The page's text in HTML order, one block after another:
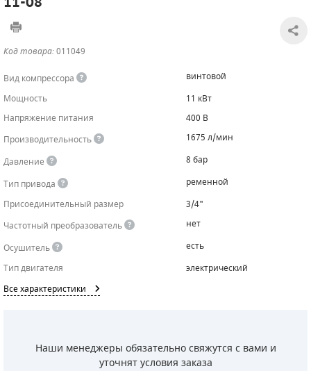
Код товара:011049
Вид компрессора
винтовой
Мощность
11 кВт
Напряжение питания
400 В
Производительность
1675 л/мин
Давление
8 бар
Тип привода
ременной
Присоединительный размер
3/4"
Частотный преобразователь
нет
Осушитель
есть
Тип двигателя
электрический
Все характеристики
Наши менеджеры обязательно свяжутся с вами и
уточнят условия заказа
САДОВАЯ ТЕХНИКА
ЧИЛЛЕРЫ
КАНАЛИЗАЦИОННЫЕ НАСОСЫ
БЕНЗИНОВЫЕ МОТОПОМПЫ
ТАЛИ И ТЕЛЬФЕРЫ
ОСВЕТИТЕЛЬНЫЕ МАЧТЫ
КОНТРОЛЛЕРЫ (БЛОКИ УПРАВЛЕНИЯ)
ПРЕДОХРАНИТЕЛЬНЫЕ КЛАПАНЫ
ОБРАТНЫЕ КЛАПАНЫ
РЕЛЕ ДАВЛЕНИЯ ДЛЯ ДЛЯ КОМПРЕССОРОВ
ДАТЧИКИ
РУКАВА ВЫСОКОГО ДАВЛЕНИЯ (РВД)
ЗАПЧАСТИ ДЛЯ ВИНТОВЫХ КОМПРЕССОРОВ
ФИЛЬТРОВ